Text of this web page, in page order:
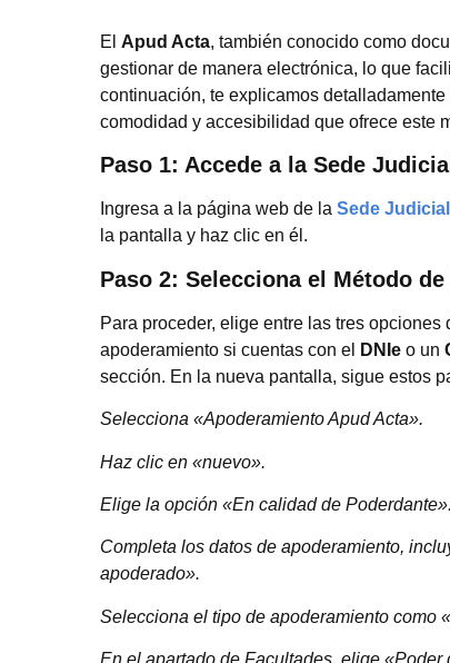
El Apud Acta, también conocido como
gestionar de manera electrónica, lo que
continuación, te explicamos detalladamente
comodidad y accesibilidad que ofrece este
Paso 1: Accede a la Sede
Ingresa a la página web de la Sede
la pantalla y haz clic en él.
Paso 2: Selecciona el Método
Para proceder, elige entre las tres
apoderamiento si cuentas con el
DNIe o un
sección. En la nueva pantalla, sigue estos
Selecciona «Apoderamiento Apud Acta».
Haz clic en «nuevo».
Elige la opción «En calidad de Poderdante».
Completa los datos de apoderamiento,
apoderado».
Selecciona el tipo de apoderamiento como